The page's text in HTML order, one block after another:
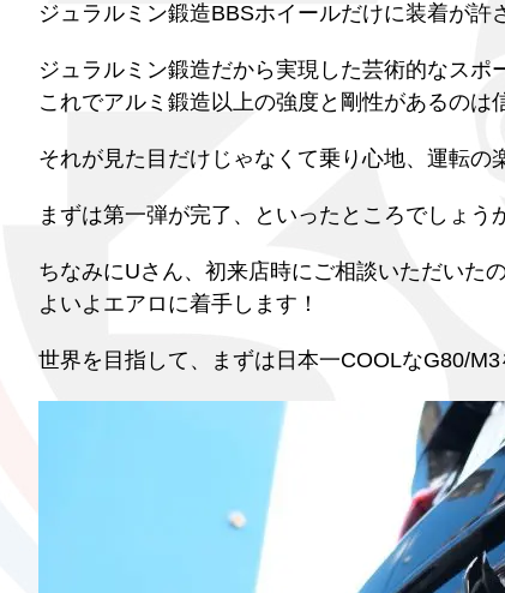
ジュラルミン鍛造BBSホイールだけに装着が
ジュラルミン鍛造だから実現した芸術的なス
これでアルミ鍛造以上の強度と剛性があるのは
それが見た目だけじゃなくて乗り心地、運転の
まずは第一弾が完了、といったところでしょう
ちなみにUさん、初来店時にご相談いただいた
よいよエアロに着手します！
世界を目指して、まずは日本一COOLなG80/